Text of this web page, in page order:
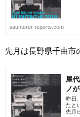
saunterer-reports.com
先月は長野県千曲市
屋
ノが
昨日
たと
先月